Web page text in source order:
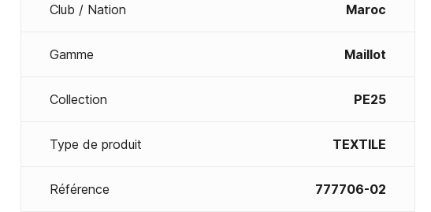
Club / Nation Maroc
Gamme Maillot
Collection PE25
Type de produit TEXTILE
Référence 777706-02